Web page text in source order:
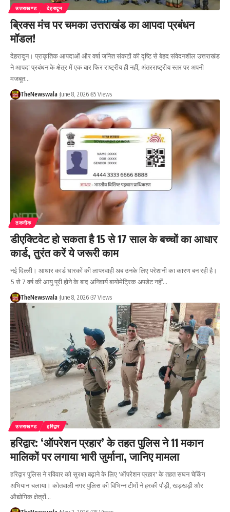
उत्तराखण्ड देहरादून
ब्रिक्स मंच पर चमका उत्तराखंड का आपदा प्रबंधन
मॉडल!
देहरादून। प्राकृतिक आपदाओं और वर्षा जनित संकटों की दृष्टि से बेहद संवेदनशील उत्तराखंड
ने आपदा प्रबंधन के क्षेत्र में एक बार फिर राष्ट्रीय ही नहीं, अंतरराष्ट्रीय स्तर पर अपनी
मजबूत…
TheNewswala June 8, 2026 85 Views
तकनीक
डीएक्टिवेट हो सकता है 15 से 17 साल के बच्चों का आधार
कार्ड, तुरंत करें ये जरूरी काम
नई दिल्ली। आधार कार्ड धारकों की लापरवाही अब उनके लिए परेशानी का कारण बन रही है।
5 से 7 वर्ष की आयु पूरी होने के बाद अनिवार्य बायोमेट्रिक अपडेट नहीं…
TheNewswala June 8, 2026 37 Views
उत्तराखण्ड हरिद्वार
हरिद्वार: ‘ऑपरेशन प्रहार’ के तहत पुलिस ने 11 मकान
मालिकों पर लगाया भारी जुर्माना, जानिए मामला
हरिद्वार पुलिस ने रविवार को सुरक्षा बढ़ाने के लिए 'ऑपरेशन प्रहार' के तहत सघन चेकिंग
अभियान चलाया। कोतवाली नगर पुलिस की विभिन्न टीमों ने हरकी पौड़ी, खड़खड़ी और
औद्योगिक क्षेत्रों…